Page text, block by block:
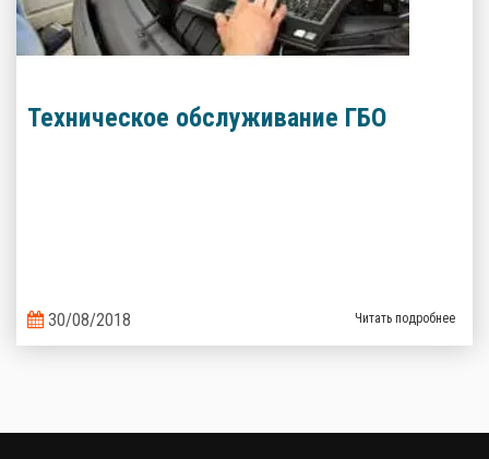
Техническое обслуживание ГБО
30/08/2018 Читать подробнее